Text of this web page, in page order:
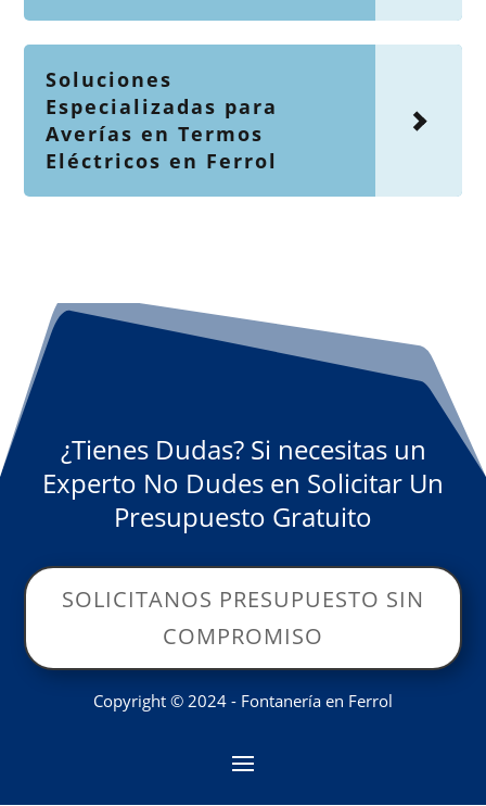
Soluciones
Especializadas para
Averías en Termos
Eléctricos en Ferrol
¿Tienes Dudas? Si necesitas un
Experto No Dudes en Solicitar Un
Presupuesto Gratuito
SOLICITANOS PRESUPUESTO SIN
COMPROMISO
Copyright © 2024 - Fontanería en Ferrol